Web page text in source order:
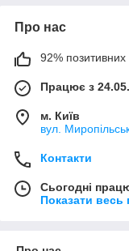
Про нас
92% позитивних
Працює з
м. Київ
вул.
Контакти
Сьогодні
Показати весь